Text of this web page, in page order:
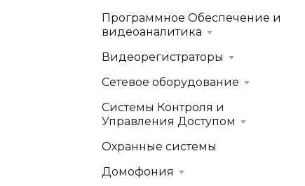
Программное Обеспечение и
видеоаналитика
Видеорегистраторы
Сетевое оборудование
Системы Контроля и
Управления Доступом
Охранные системы
Домофония